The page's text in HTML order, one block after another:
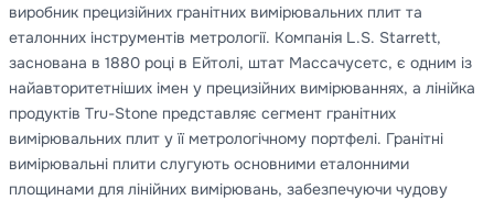
виробник прецизійних гранітних вимірювальних плит та
еталонних інструментів метрології. Компанія L.S. Starrett,
заснована в 1880 році в Ейтолі, штат Массачусетс, є одним із
найавторитетніших імен у прецизійних вимірюваннях, а лінійка
продуктів Tru-Stone представляє сегмент гранітних
вимірювальних плит у її метрологічному портфелі. Гранітні
вимірювальні плити слугують основними еталонними
площинами для лінійних вимірювань, забезпечуючи чудову